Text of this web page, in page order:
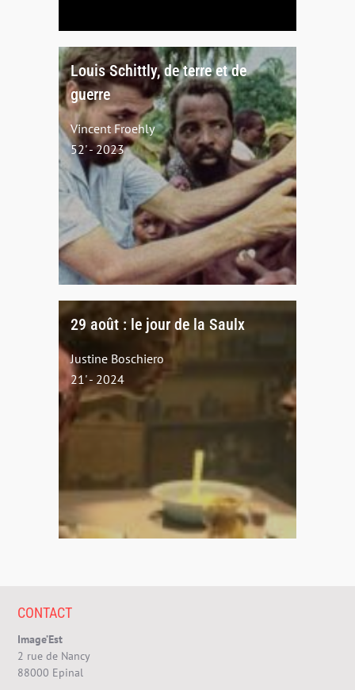
Louis Schittly, de terre et de
guerre
Vincent Froehly
52' - 2023
29 août : le jour de la Saulx
Justine Boschiero
21' - 2024
CONTACT
Image’Est
2 rue de Nancy
88000 Epinal